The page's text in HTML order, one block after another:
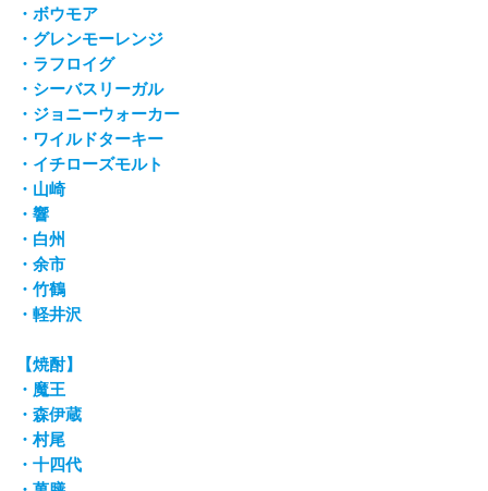
・ボウモア
・グレンモーレンジ
・ラフロイグ
・シーバスリーガル
・ジョニーウォーカー
・ワイルドターキー
・イチローズモルト
・山崎
・響
・白州
・余市
・竹鶴
・軽井沢
【焼酎】
・魔王
・森伊蔵
・村尾
・十四代